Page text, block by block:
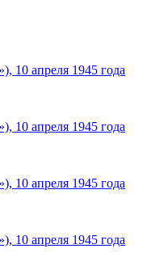
10 апреля 1945 года
10 апреля 1945 года
10 апреля 1945 года
10 апреля 1945 года